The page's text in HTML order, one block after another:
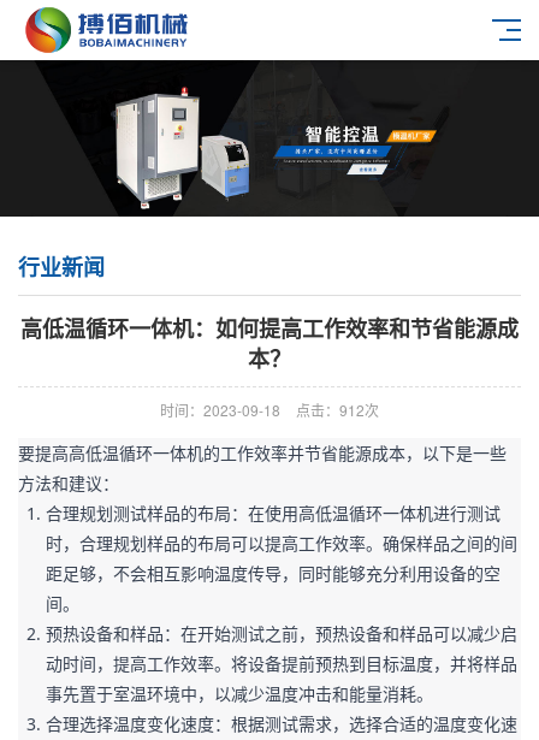
行业新闻
高低温循环一体机：如何提高工作效率和节省能源成
本？
时间：2023-09-18 点击：912次
要提高高低温循环一体机的工作效率并节省能源成本，以下是一些
方法和建议：
合理规划测试样品的布局：在使用高低温循环一体机进行测试
时，合理规划样品的布局可以提高工作效率。确保样品之间的间
距足够，不会相互影响温度传导，同时能够充分利用设备的空
间。
预热设备和样品：在开始测试之前，预热设备和样品可以减少启
动时间，提高工作效率。将设备提前预热到目标温度，并将样品
事先置于室温环境中，以减少温度冲击和能量消耗。
合理选择温度变化速度：根据测试需求，选择合适的温度变化速